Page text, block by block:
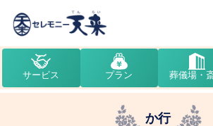
サービス プラン 葬儀場・
か行